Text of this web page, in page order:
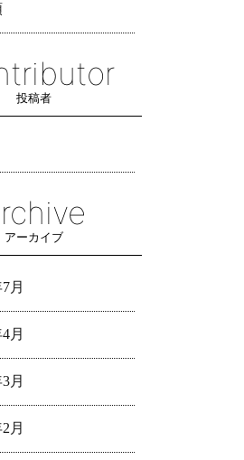
投稿者
アーカイブ
月
月
月
月